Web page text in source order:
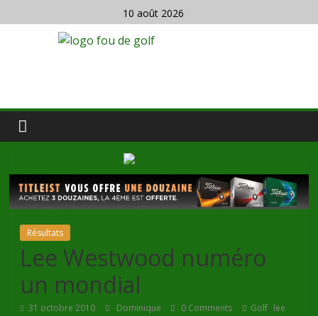
10 août 2026
Résultats
Lee Westwood numéro
un mondial
31 octobre 2010 Dominique 0 Comments Golf, lee